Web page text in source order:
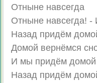
Отныне навсегда
Отныне навсегда!
Назад придём
Домой вернёмся
И мы придём домой
Назад придём